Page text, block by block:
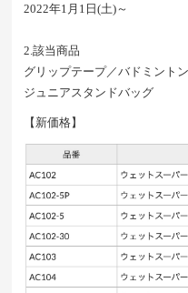
2022年1月1日(土)～
2.該当商品
グリップテープ／バドミント
ジュニアスタンドバッグ
【新価格】